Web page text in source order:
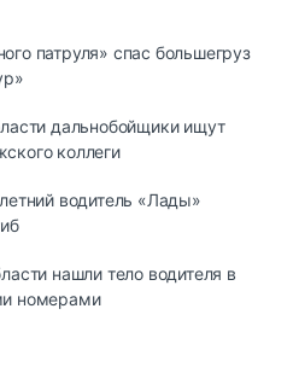
патруля» спас большегруз
дальнобойщики ищут
коллеги
водитель «Лады»
нашли тело водителя в
номерами